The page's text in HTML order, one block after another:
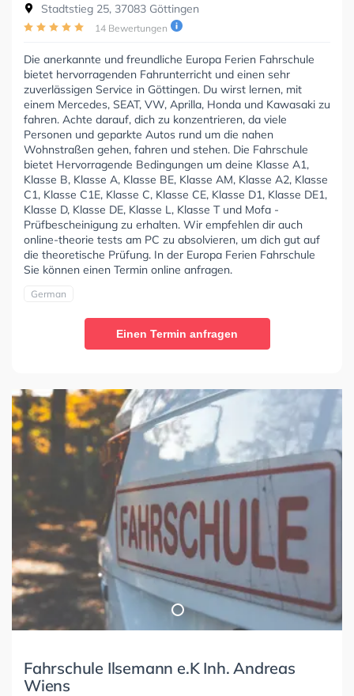
Stadtstieg 25, 37083 Göttingen
14 Bewertungen
Die anerkannte und freundliche Europa Ferien Fahrschule
bietet hervorragenden Fahrunterricht und einen sehr
zuverlässigen Service in Göttingen. Du wirst lernen, mit
einem Mercedes, SEAT, VW, Aprilla, Honda und Kawasaki zu
fahren. Achte darauf, dich zu konzentrieren, da viele
Personen und geparkte Autos rund um die nahen
Wohnstraßen gehen, fahren und stehen. Die Fahrschule
bietet Hervorragende Bedingungen um deine Klasse A1,
Klasse B, Klasse A, Klasse BE, Klasse AM, Klasse A2, Klasse
C1, Klasse C1E, Klasse C, Klasse CE, Klasse D1, Klasse DE1,
Klasse D, Klasse DE, Klasse L, Klasse T und Mofa -
Prüfbescheinigung zu erhalten. Wir empfehlen dir auch
online-theorie tests am PC zu absolvieren, um dich gut auf
die theoretische Prüfung. In der Europa Ferien Fahrschule
Sie können einen Termin online anfragen.
German
Einen Termin anfragen
Fahrschule Ilsemann e.K Inh. Andreas
Wiens